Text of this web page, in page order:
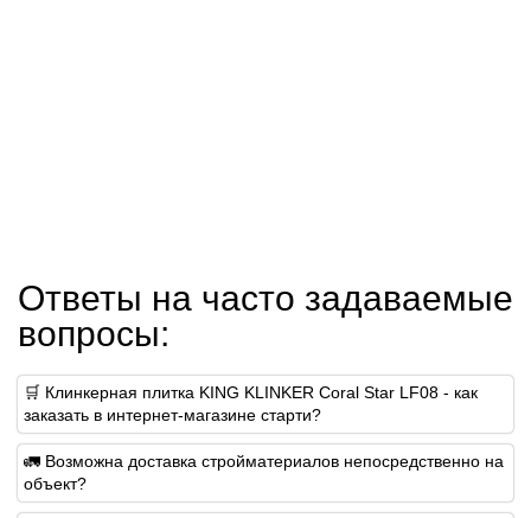
Ответы на часто задаваемые
вопросы:
🛒 Клинкерная плитка KING KLINKER Coral Star LF08 - как
заказать в интернет-магазине старти?
🚛 Возможна доставка стройматериалов непосредственно на
объект?